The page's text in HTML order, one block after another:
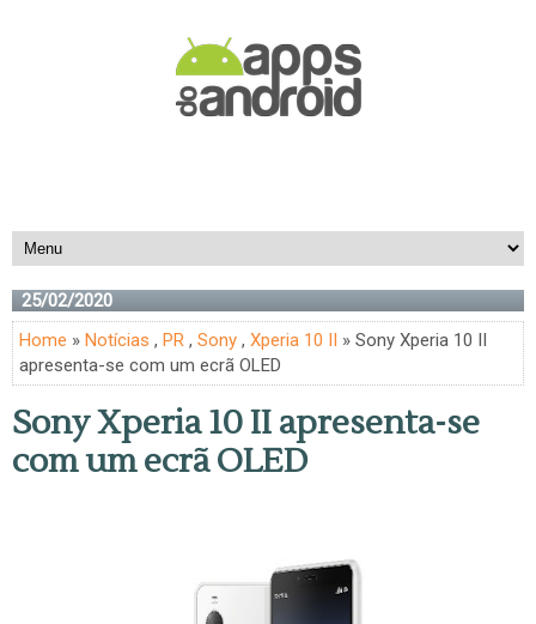
25/02/2020
Home » Notícias , PR , Sony , Xperia 10 II » Sony Xperia 10 II
apresenta-se com um ecrã OLED
Sony Xperia 10 II apresenta-se
com um ecrã OLED